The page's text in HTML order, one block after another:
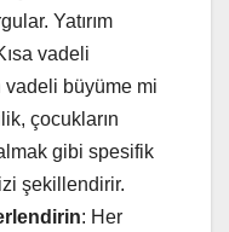
Yatırım
vadeli
vadeli büyüme mi
çocukların
gibi spesifik
şekillendirir.
: Her